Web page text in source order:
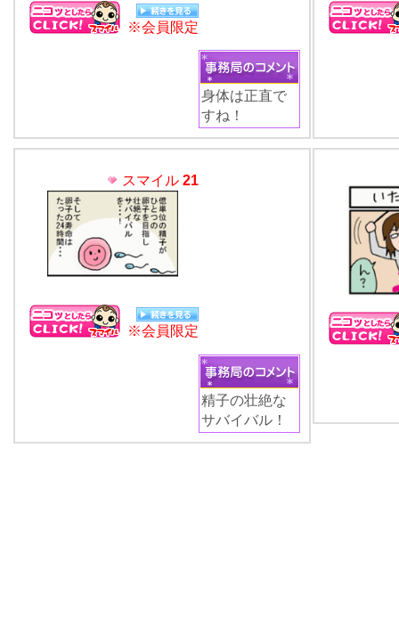
※会員限定
身体は正直で
すね！
スマイル 21
※会員限定
精子の壮絶な
サバイバル！